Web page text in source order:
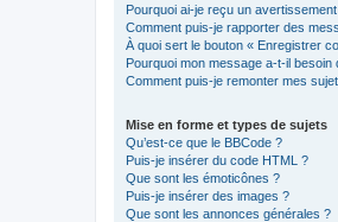
Pourquoi ai-je reçu un
Comment puis-je rapporter des
À quoi sert le bouton « Enregistrer
Pourquoi mon message a-t-il besoin
Comment puis-je remonter mes
Mise en forme et types de sujets
Qu’est-ce que le BBCode ?
Puis-je insérer du code HTML ?
Que sont les émoticônes ?
Puis-je insérer des images ?
Que sont les annonces générales ?